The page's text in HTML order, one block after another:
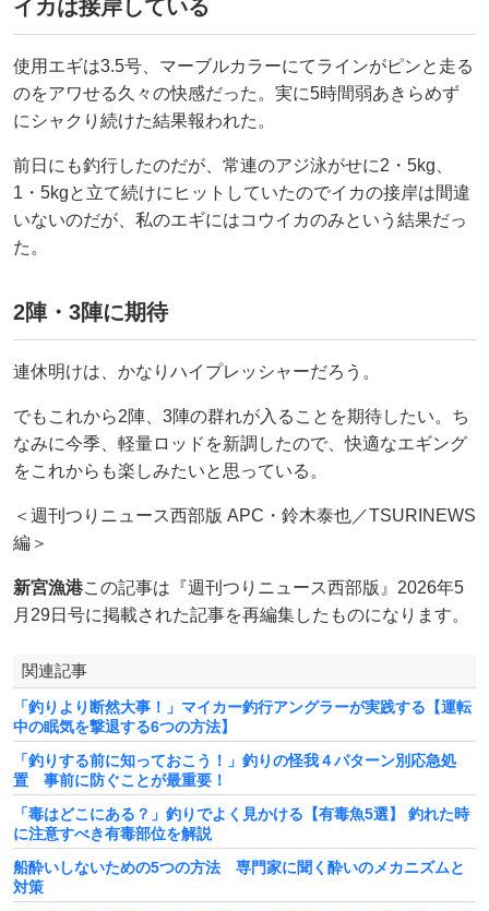
イカは接岸している
使用エギは3.5号、マーブルカラーにてラインがピンと走る
のをアワせる久々の快感だった。実に5時間弱あきらめず
にシャクり続けた結果報われた。
前日にも釣行したのだが、常連のアジ泳がせに2・5kg、
1・5kgと立て続けにヒットしていたのでイカの接岸は間違
いないのだが、私のエギにはコウイカのみという結果だっ
た。
2陣・3陣に期待
連休明けは、かなりハイプレッシャーだろう。
でもこれから2陣、3陣の群れが入ることを期待したい。ち
なみに今季、軽量ロッドを新調したので、快適なエギング
をこれからも楽しみたいと思っている。
＜週刊つりニュース西部版 APC・鈴木泰也／TSURINEWS
編＞
新宮漁港この記事は『週刊つりニュース西部版』2026年5
月29日号に掲載された記事を再編集したものになります。
関連記事
「釣りより断然大事！」マイカー釣行アングラーが実践する【運転
中の眠気を撃退する6つの方法】
「釣りする前に知っておこう！」釣りの怪我４パターン別応急処
置 事前に防ぐことが最重要！
「毒はどこにある？」釣りでよく見かける【有毒魚5選】 釣れた時
に注意すべき有毒部位を解説
船酔いしないための5つの方法 専門家に聞く酔いのメカニズムと
対策